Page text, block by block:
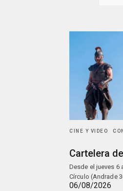
CINE Y VIDEO
Cartelera
Desde el jueves 6
Círculo (Andrade
06/08/2026